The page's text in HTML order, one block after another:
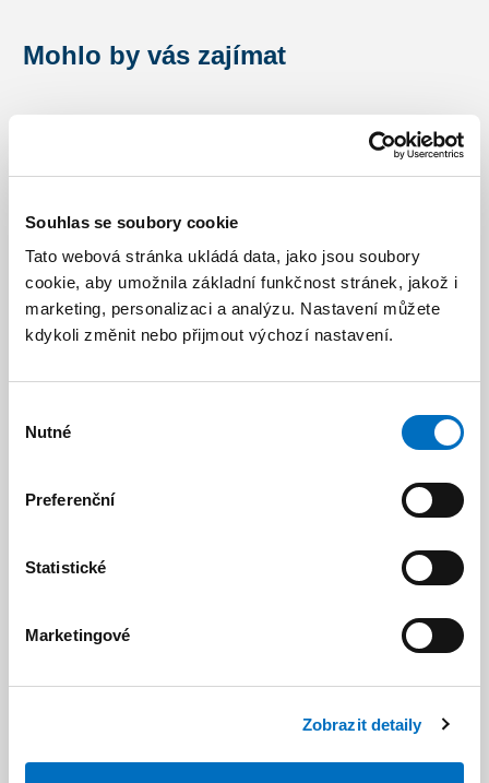
Souhlas se soubory cookie
Tato webová stránka ukládá data, jako jsou soubory
cookie, aby umožnila základní funkčnost stránek, jakož i
marketing, personalizaci a analýzu. Nastavení můžete
kdykoli změnit nebo přijmout výchozí nastavení.
souhlasu
Nutné
Preferenční
Statistické
Marketingové
Zobrazit detaily
Mohlo by vás zajímat
Vestec
Zimní zahrada